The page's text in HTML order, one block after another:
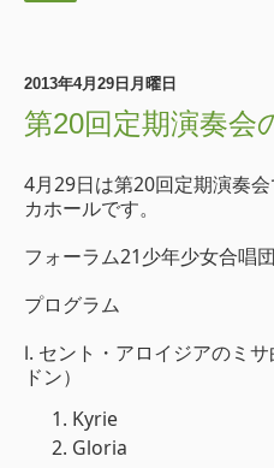
2013年4月29日月曜日
第20回定期演奏会
4月29日は第20回定期演奏
カホールです。
フォーラム21少年少女合唱
プログラム
Ⅰ. セント・アロイジアのミ
ドン）
Kyrie
Gloria